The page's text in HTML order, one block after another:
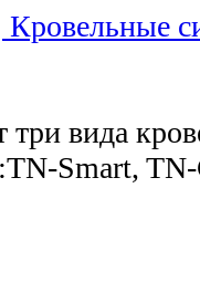
Кровельные
вида
Smart,